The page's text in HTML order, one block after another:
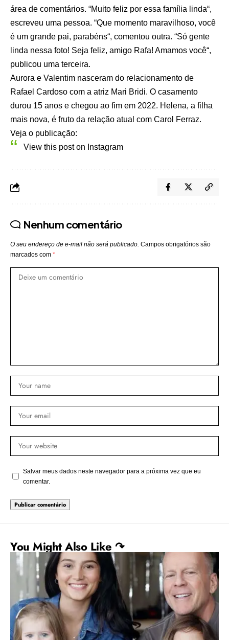
área de comentários. “Muito feliz por essa família linda“,
escreveu uma pessoa. “Que momento maravilhoso, você
é um grande pai, parabéns“, comentou outra. “Só gente
linda nessa foto! Seja feliz, amigo Rafa! Amamos você“,
publicou uma terceira.
Aurora e Valentim nasceram do relacionamento de
Rafael Cardoso com a atriz Mari Bridi. O casamento
durou 15 anos e chegou ao fim em 2022. Helena, a filha
mais nova, é fruto da relação atual com Carol Ferraz.
Veja o publicação:
View this post on Instagram
Nenhum comentário
O seu endereço de e-mail não será publicado. Campos obrigatórios são
marcados com *
Salvar meus dados neste navegador para a próxima vez que eu
comentar.
You Might Also Like ↷